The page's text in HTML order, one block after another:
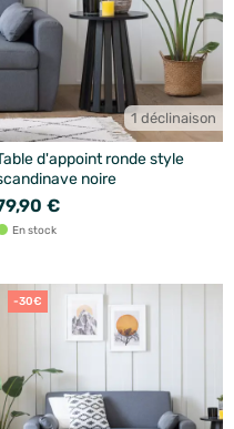
1 déclinaison
d'appoint ronde style
noire
€
En stock
-30€